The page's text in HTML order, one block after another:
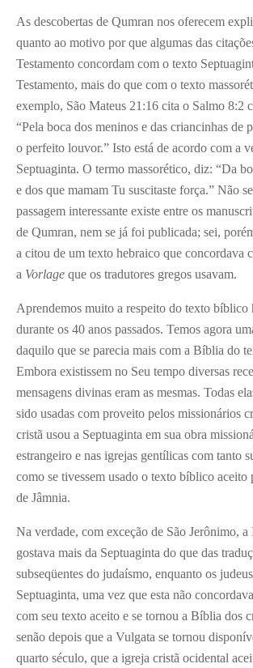
As descobertas de Qumran nos oferecem
quanto ao motivo por que algumas das
Testamento concordam com o texto
Testamento, mais do que com o texto
exemplo, São Mateus 21:16 cita o Salmo 8:2
“Pela boca dos meninos e das criancinhas de
o perfeito louvor.” Isto está de acordo com a
Septuaginta. O termo massorético, diz: “Da
e dos que mamam Tu suscitaste força.” Não
passagem interessante existe entre os
de Qumran, nem se já foi publicada; sei,
a citou de um texto hebraico que concordava
a Vorlage que os tradutores gregos usavam.
Aprendemos muito a respeito do texto bíblico
durante os 40 anos passados. Temos agora
daquilo que se parecia mais com a Bíblia do
Embora existissem no Seu tempo diversas
mensagens divinas eram as mesmas. Todas
sido usadas com proveito pelos missionários
cristã usou a Septuaginta em sua obra
estrangeiro e nas igrejas gentílicas com tanto
como se tivessem usado o texto bíblico aceito
de Jâmnia.
Na verdade, com exceção de São Jerônimo, a
gostava mais da Septuaginta do que das
subseqüentes do judaísmo, enquanto os
Septuaginta, uma vez que esta não
com seu texto aceito e se tornou a Bíblia dos
senão depois que a Vulgata se tornou
quarto século, que a igreja cristã ocidental